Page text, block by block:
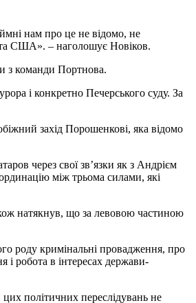
нам про це не відомо, не
та США». – наголошує Новіков.
з команди Портнова.
і конкретно Печерського суду. За
захід Порошенкові, яка відомо
через свої зв’язки як з Андрієм
між трьома силами, які
натякнув, що за левовою частиною
роду кримінальні провадження, про
робота в інтересах держави-
політичних переслідувань не